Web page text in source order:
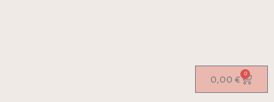
0,00 € 0